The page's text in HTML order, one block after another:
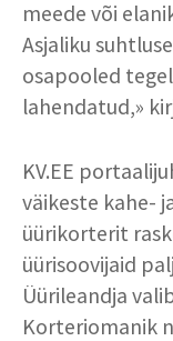
meede või
Asjaliku
osapooled
lahendatud,»
KV.EE
väikeste kahe-
üürikorterit
üürisoovijaid
Üürileandja
Korteriomanik